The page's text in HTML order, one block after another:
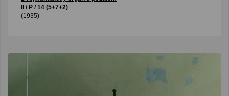
II / P / 14 (5+7+2)
(1935)